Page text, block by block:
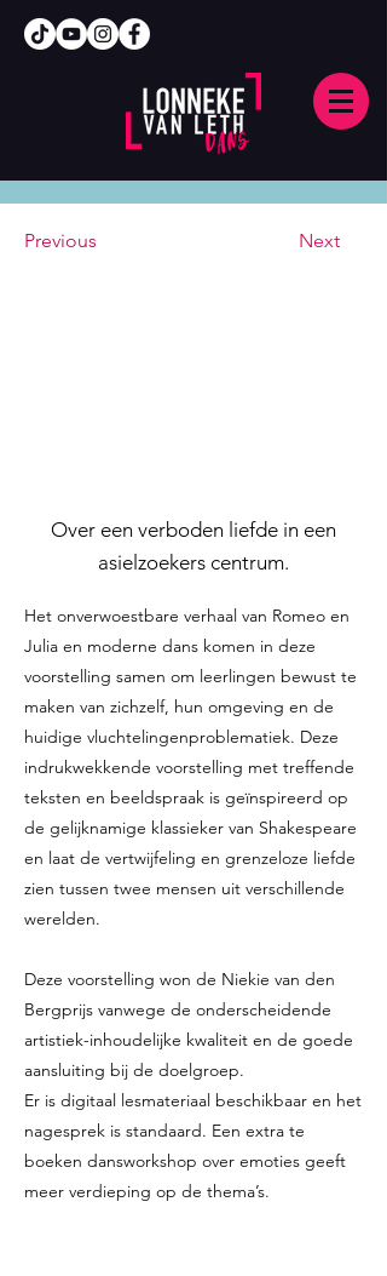
Previous Next
Over een verboden liefde in een
asielzoekers centrum.
Het onverwoestbare verhaal van Romeo en
Julia en moderne dans komen in deze
voorstelling samen om leerlingen bewust te
maken van zichzelf, hun omgeving en de
huidige vluchtelingenproblematiek. Deze
indrukwekkende voorstelling met treffende
teksten en beeldspraak is geïnspireerd op
de gelijknamige klassieker van Shakespeare
en laat de vertwijfeling en grenzeloze liefde
zien tussen twee mensen uit verschillende
werelden.
Deze voorstelling won de Niekie van den
Bergprijs vanwege de onderscheidende
artistiek-inhoudelijke kwaliteit en de goede
aansluiting bij de doelgroep.
Er is digitaal lesmateriaal beschikbaar en het
nagesprek is standaard. Een extra te
boeken dansworkshop over emoties geeft
meer verdieping op de thema’s.